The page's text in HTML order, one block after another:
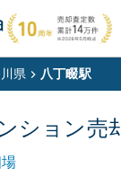
県 八丁畷駅
ション売